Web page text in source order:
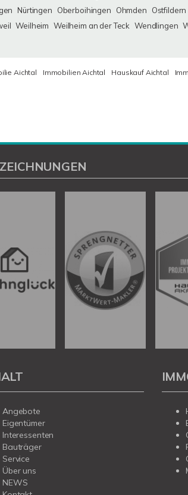
Nürtingen Oberboihingen Ohmden Ostfildern
Weilheim Weilheim an der Teck Wendlingen
Aichtal Immobilien Aichtal Hauskauf Aichtal
Angebote
Eigentümer
Interessenten
Bauträger
Service
Über uns
NEWS